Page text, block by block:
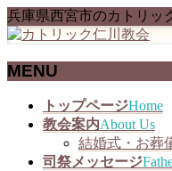
兵庫県西宮市のカトリッ
MENU
トップページHome
教会案内About Us
結婚式・お葬
司祭メッセージ